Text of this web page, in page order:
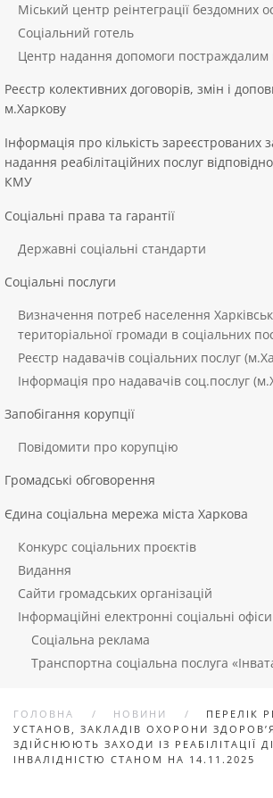
Міський центр реінтеграції бездомних
Соціальний готель
Центр надання допомоги постраждалим
Реєстр колективних договорів, змін і
м.Харкову
Інформація про кількість зареєстрованих
надання реабілітаційних послуг
КМУ
Соціальні права та гарантії
Державні соціальні стандарти
Соціальні послуги
Визначення потреб населення
територіальної громади в соціальних
Реєстр надавачів соціальних послуг
Інформація про надавачів соц.послуг
Запобігання корупції
Повідомити про корупцію
Громадські обговорення
Єдина соціальна мережа міста Харкова
Конкурс соціальних проєктів
Видання
Сайти громадських організацій
Інформаційні електронні соціальні офіси
Соціальна реклама
Транспортна соціальна послуга
ГОЛОВНА НОВИНИ
ПЕРЕЛІК
УСТАНОВ, ЗАКЛАДІВ ОХОРОНИ
ЗДІЙСНЮЮТЬ ЗАХОДИ ІЗ РЕАБІЛІТАЦІЇ
ІНВАЛІДНІСТЮ СТАНОМ НА 14.11.2025